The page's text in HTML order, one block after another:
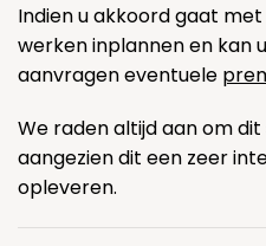
Indien u akkoord gaat
werken inplannen en kan
aanvragen eventuele
We raden altijd aan om
aangezien dit een zeer
opleveren.